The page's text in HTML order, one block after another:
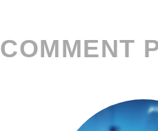
COMMENT